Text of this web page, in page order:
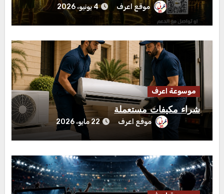
موقع اعرف 4 يونيو، 2026
موسوعة اعرف
شراء مكيفات مستعملة
موقع اعرف 22 مايو، 2026